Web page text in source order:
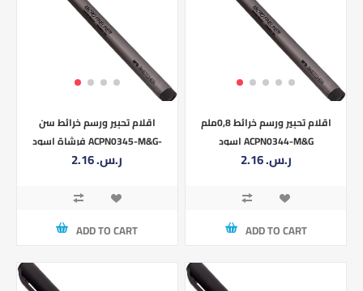
اقلام تحبير ورسم خرائط سن
فرشاة اسود ACPN0345-M&G-
BRUSH
2.16 ر.س.‏
ADD TO CART
اقلام تحبير ورسم خرائط 0,8ملم
اسود ACPN0344-M&G
2.16 ر.س.‏
ADD TO CART